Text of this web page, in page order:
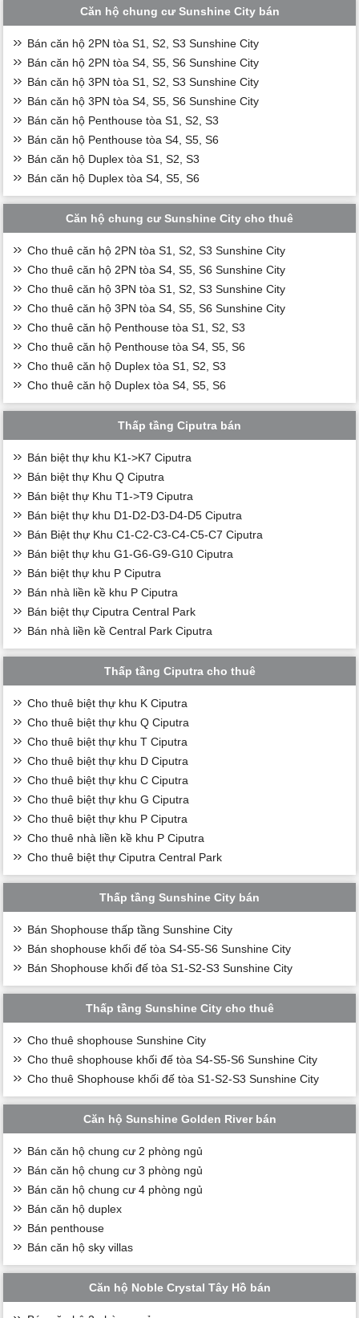
Căn hộ chung cư Sunshine City bán
Bán căn hộ 2PN tòa S1, S2, S3 Sunshine City
Bán căn hộ 2PN tòa S4, S5, S6 Sunshine City
Bán căn hộ 3PN tòa S1, S2, S3 Sunshine City
Bán căn hộ 3PN tòa S4, S5, S6 Sunshine City
Bán căn hộ Penthouse tòa S1, S2, S3
Bán căn hộ Penthouse tòa S4, S5, S6
Bán căn hộ Duplex tòa S1, S2, S3
Bán căn hộ Duplex tòa S4, S5, S6
Căn hộ chung cư Sunshine City cho thuê
Cho thuê căn hộ 2PN tòa S1, S2, S3 Sunshine City
Cho thuê căn hộ 2PN tòa S4, S5, S6 Sunshine City
Cho thuê căn hộ 3PN tòa S1, S2, S3 Sunshine City
Cho thuê căn hộ 3PN tòa S4, S5, S6 Sunshine City
Cho thuê căn hộ Penthouse tòa S1, S2, S3
Cho thuê căn hộ Penthouse tòa S4, S5, S6
Cho thuê căn hộ Duplex tòa S1, S2, S3
Cho thuê căn hộ Duplex tòa S4, S5, S6
Thấp tầng Ciputra bán
Bán biệt thự khu K1->K7 Ciputra
Bán biệt thự Khu Q Ciputra
Bán biệt thự Khu T1->T9 Ciputra
Bán biệt thự khu D1-D2-D3-D4-D5 Ciputra
Bán Biệt thự Khu C1-C2-C3-C4-C5-C7 Ciputra
Bán biệt thự khu G1-G6-G9-G10 Ciputra
Bán biệt thự khu P Ciputra
Bán nhà liền kề khu P Ciputra
Bán biệt thự Ciputra Central Park
Bán nhà liền kề Central Park Ciputra
Thấp tầng Ciputra cho thuê
Cho thuê biệt thự khu K Ciputra
Cho thuê biệt thự khu Q Ciputra
Cho thuê biệt thự khu T Ciputra
Cho thuê biệt thự khu D Ciputra
Cho thuê biệt thự khu C Ciputra
Cho thuê biệt thự khu G Ciputra
Cho thuê biệt thự khu P Ciputra
Cho thuê nhà liền kề khu P Ciputra
Cho thuê biệt thự Ciputra Central Park
Thấp tầng Sunshine City bán
Bán Shophouse thấp tầng Sunshine City
Bán shophouse khối đế tòa S4-S5-S6 Sunshine City
Bán Shophouse khối đế tòa S1-S2-S3 Sunshine City
Thấp tầng Sunshine City cho thuê
Cho thuê shophouse Sunshine City
Cho thuê shophouse khối đế tòa S4-S5-S6 Sunshine City
Cho thuê Shophouse khối đế tòa S1-S2-S3 Sunshine City
Căn hộ Sunshine Golden River bán
Bán căn hộ chung cư 2 phòng ngủ
Bán căn hộ chung cư 3 phòng ngủ
Bán căn hộ chung cư 4 phòng ngủ
Bán căn hộ duplex
Bán penthouse
Bán căn hộ sky villas
Căn hộ Noble Crystal Tây Hồ bán